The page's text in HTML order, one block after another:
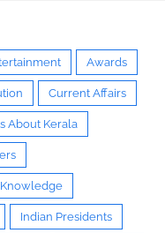
Awards
Current Affairs
About Kerala
Indian Presidents